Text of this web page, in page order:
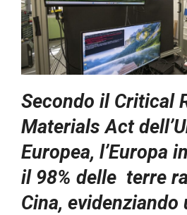
Secondo il Critical
Materials Act
Europea, l’Europa
il 98% delle terre
Cina, evidenziando